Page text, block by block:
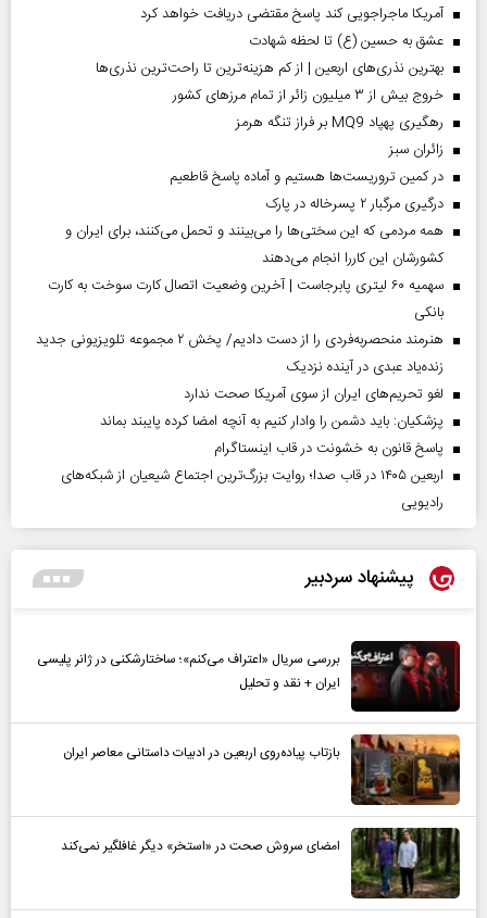
آمریکا ماجراجویی کند پاسخ مقتضی دریافت خواهد کرد
عشق به حسین (ع) تا لحظه شهادت
بهترین نذری‌های اربعین | از کم هزینه‌ترین تا راحت‌ترین نذری‌ها
خروج بیش از ۳ میلیون زائر از تمام مرز‌های کشور
رهگیری پهپاد MQ9 بر فراز تنگه هرمز
‌زائران سبز
در کمین تروریست‌ها هستیم و آماده پاسخ قاطعیم
درگیری مرگبار ۲ پسرخاله در پارک
همه مردمی که این سختی‌ها را می‌بینند و تحمل می‌کنند، برای ایران و
کشورشان این کاررا انجام می‌دهند
سهمیه ۶۰ لیتری پابرجاست | آخرین وضعیت اتصال کارت سوخت به کارت
بانکی
هنرمند منحصر‌به‌فردی را از دست دادیم/ پخش ۲ مجموعه تلویزیونی جدید
زنده‌یاد عبدی در آینده نزدیک
لغو تحریم‌های ایران از سوی آمریکا صحت ندارد
پزشکیان: باید دشمن را وادار کنیم به آنچه امضا کرده پایبند بماند
پاسخ قانون به خشونت در قاب اینستاگرام
اربعین ۱۴۰۵ در قاب صدا؛ روایت بزرگ‌ترین اجتماع شیعیان از شبکه‌های
رادیویی
پیشنهاد سردبیر
بررسی سریال «اعتراف می‌کنم»؛ ساختارشکنی در ژانر پلیسی
ایران + نقد و تحلیل
بازتاب پیاده‌روی اربعین در ادبیات داستانی معاصر ایران
امضای سروش صحت در «استخر» دیگر غافلگیر نمی‌کند